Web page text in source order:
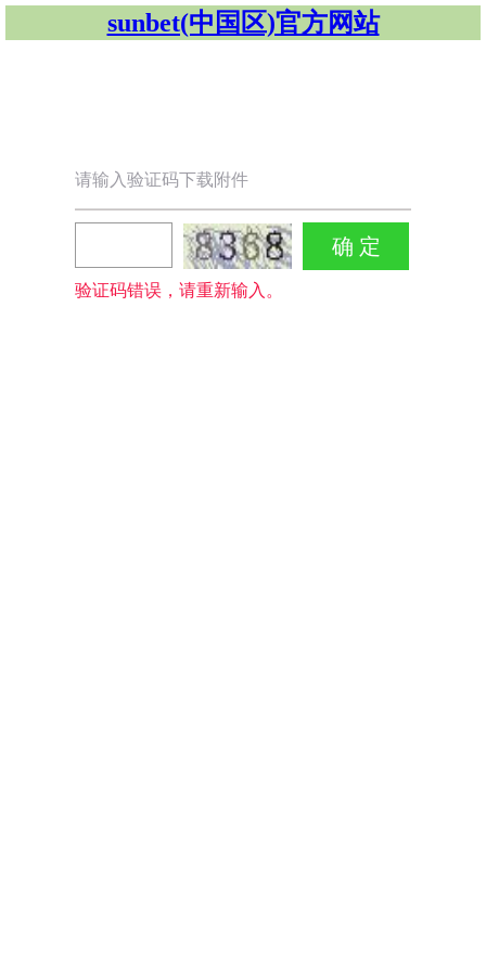
sunbet(中国区)官方网站
请输入验证码下载附件
验证码错误，请重新输入。